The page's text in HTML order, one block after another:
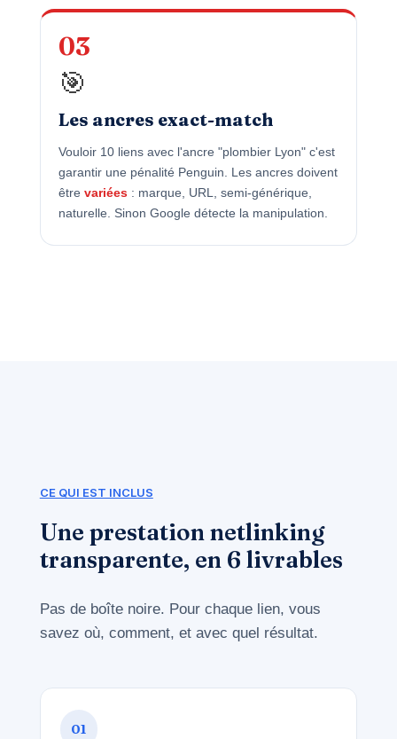
03
🎯
Les ancres exact-match
Vouloir 10 liens avec l'ancre "plombier Lyon" c'est
garantir une pénalité Penguin. Les ancres doivent
être variées: marque, URL, semi-générique,
naturelle. Sinon Google détecte la manipulation.
CE QUI EST INCLUS
Une prestation netlinking
transparente, en 6 livrables
Pas de boîte noire. Pour chaque lien, vous
savez où, comment, et avec quel résultat.
01